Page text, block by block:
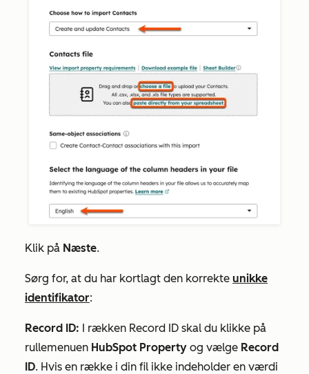
Klik på Næste.
Sørg for, at du har kortlagt den korrekte unikke
identifikator:
Record ID: I rækken Record ID skal du klikke på
rullemenuen HubSpot Property og vælge Record
ID. Hvis en række i din fil ikke indeholder en værdi